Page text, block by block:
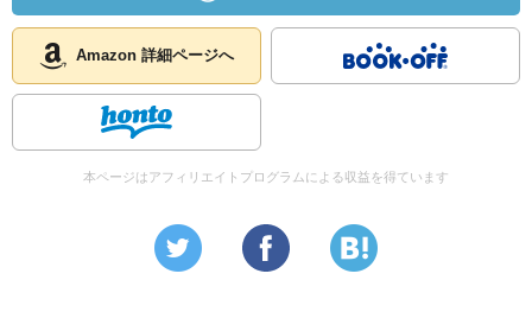
Amazon 詳細ページへ
本ページはアフィリエイトプログラムによる収益を得ています